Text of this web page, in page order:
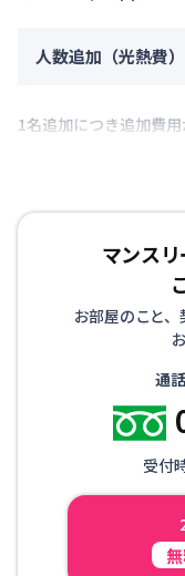
人数追加（光熱費）
1名追加につき追加費用
マンス
お部屋のこと
通
受付